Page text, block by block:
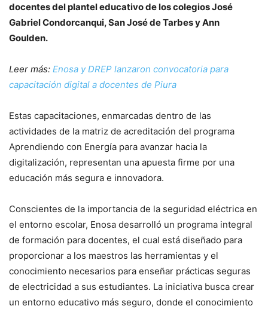
docentes del plantel educativo de los colegios José
Gabriel Condorcanqui, San José de Tarbes y Ann
Goulden.
Leer más: Enosa y DREP lanzaron convocatoria para
capacitación digital a docentes de Piura
Estas capacitaciones, enmarcadas dentro de las
actividades de la matriz de acreditación del programa
Aprendiendo con Energía para avanzar hacia la
digitalización, representan una apuesta firme por una
educación más segura e innovadora.
Conscientes de la importancia de la seguridad eléctrica en
el entorno escolar, Enosa desarrolló un programa integral
de formación para docentes, el cual está diseñado para
proporcionar a los maestros las herramientas y el
conocimiento necesarios para enseñar prácticas seguras
de electricidad a sus estudiantes. La iniciativa busca crear
un entorno educativo más seguro, donde el conocimiento